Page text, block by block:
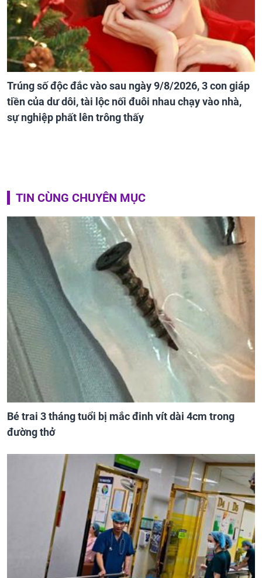
Trúng số độc đắc vào sau ngày 9/8/2026, 3 con giáp
tiền của dư dôi, tài lộc nối đuôi nhau chạy vào nhà,
sự nghiệp phất lên trông thấy
TIN CÙNG CHUYÊN MỤC
Bé trai 3 tháng tuổi bị mắc đinh vít dài 4cm trong
đường thở